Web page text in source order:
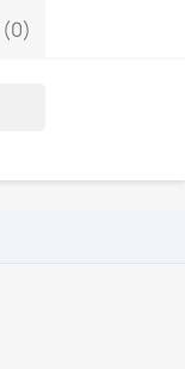
(0)